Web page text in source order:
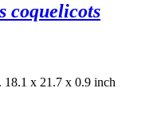
coquelicots
18.1 x 21.7 x 0.9 inch